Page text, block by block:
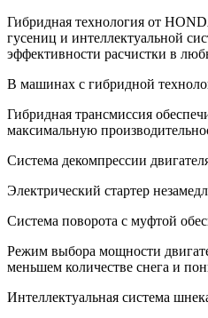
Гибридная технология от
гусениц и интеллектуальной
эффективности расчистки в
В машинах с гибридной
Гибридная трансмиссия
максимальную
Система декомпрессии
Электрический стартер
Система поворота с муфтой
Режим выбора мощности
меньшем количестве снега и
Интеллектуальная система